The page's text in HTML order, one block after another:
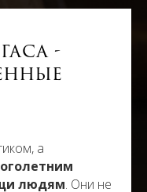
-
а
людям. Они не